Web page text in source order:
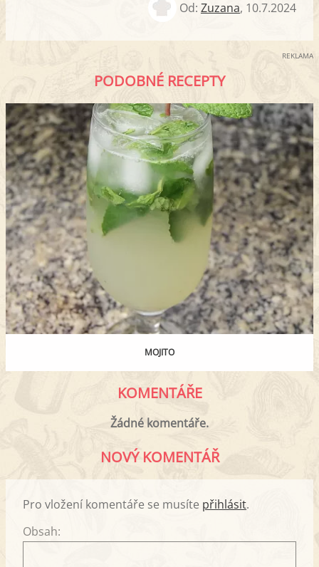
Od: Zuzana, 10.7.2024
REKLAMA
PODOBNÉ RECEPTY
MOJITO
KOMENTÁŘE
Žádné komentáře.
NOVÝ KOMENTÁŘ
Pro vložení komentáře se musíte přihlásit.
Obsah: